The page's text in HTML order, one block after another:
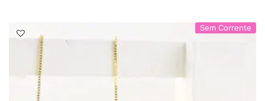
Sem Corrente